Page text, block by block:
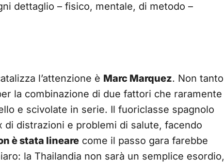
dettaglio – fisico, mentale, di metodo –
l’attenzione è Marc Marquez. Non tanto
la combinazione di due fattori che raramente
e scivolate in serie. Il fuoriclasse spagnolo
di distrazioni e problemi di salute, facendo
è stata lineare come il passo gara farebbe
la Thailandia non sarà un semplice esordio,